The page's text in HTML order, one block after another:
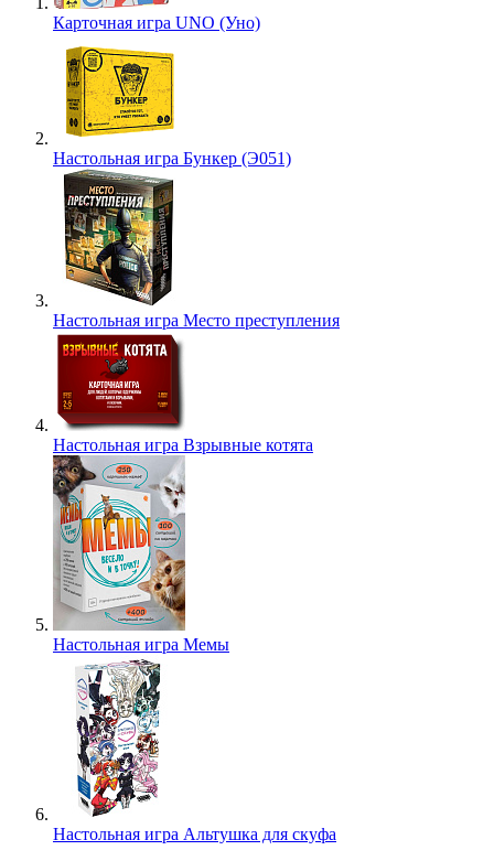
Карточная игра UNO (Уно)
Настольная игра Бункер (Э051)
Настольная игра Место преступления
Настольная игра Взрывные котята
Настольная игра Мемы
Настольная игра Альтушка для скуфа